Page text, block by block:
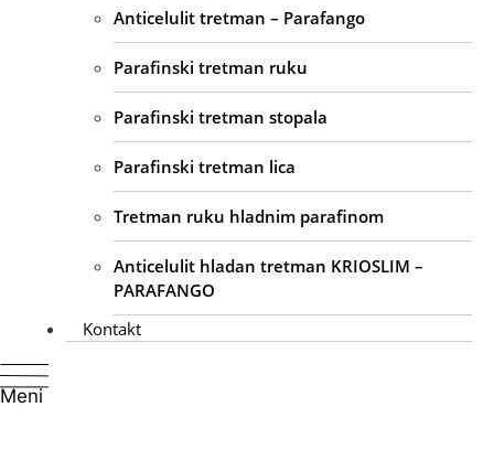
Anticelulit tretman – Parafango
Parafinski tretman ruku
Parafinski tretman stopala
Parafinski tretman lica
Tretman ruku hladnim parafinom
Anticelulit hladan tretman KRIOSLIM –
PARAFANGO
Kontakt